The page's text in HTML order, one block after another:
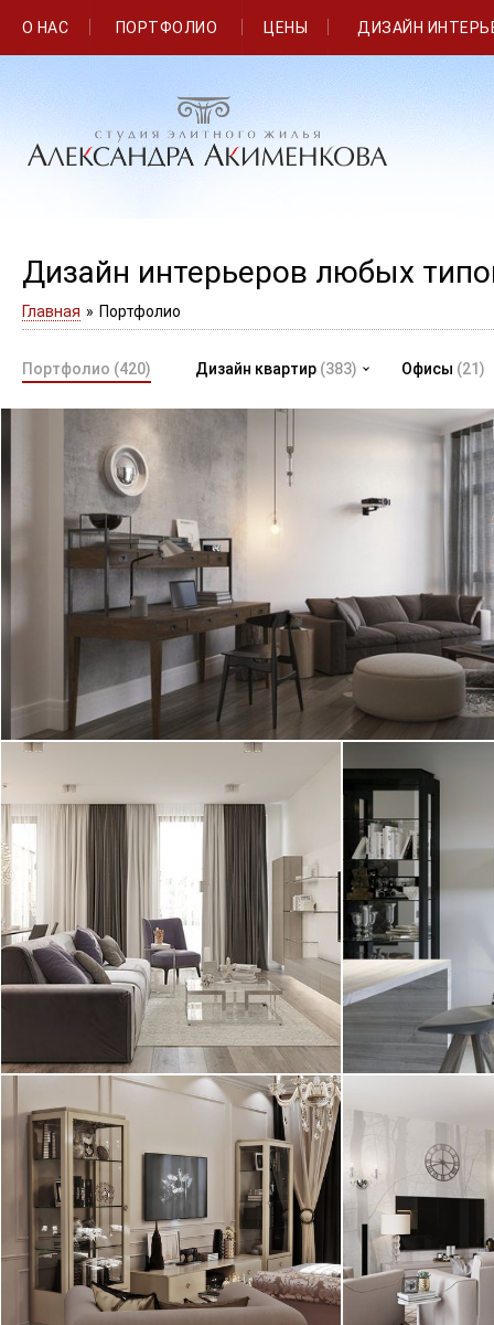
О НАС ПОРТФОЛИО ЦЕНЫ ДИЗАЙН
Дизайн интерьеров любых
Главная » Портфолио
Портфолио (420) Дизайн квартир (383) Офисы (21)
Дизайн квартиры в ЖК "Премьер
Палас", выполненный дизайнером Студии
Александра Акименкова. Интерьер ...
квартира, 81 м
Лофт, классика
Дизайн трехкомнатной квартиры в
современном стиле. Особенность
проекта - совмещенная с ...
квартира, 119 м
Современность, минимализм
Дизайн
дизайнерами
студия, 35 м2
29.06.2016
Интерьер квартиры для большой
семьи в классическом стиле.
Особенность проекта - ...
Интерьер
площадью 80
классическом